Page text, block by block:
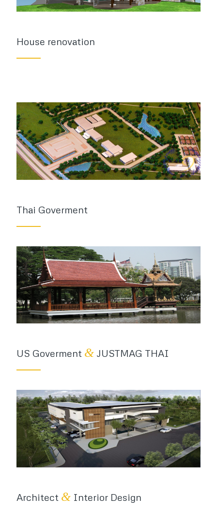
House renovation
Thai Goverment
US Goverment &JUSTMAG THAI
Architect &Interior Design